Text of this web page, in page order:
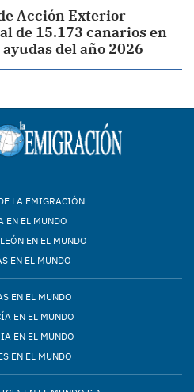
Acción Exterior
de 15.173 canarios en
del año 2026
LA EMIGRACIÓN
EN EL MUNDO
EN EL MUNDO
EN EL MUNDO
EN EL MUNDO
EN EL MUNDO
EN EL MUNDO
EN EL MUNDO